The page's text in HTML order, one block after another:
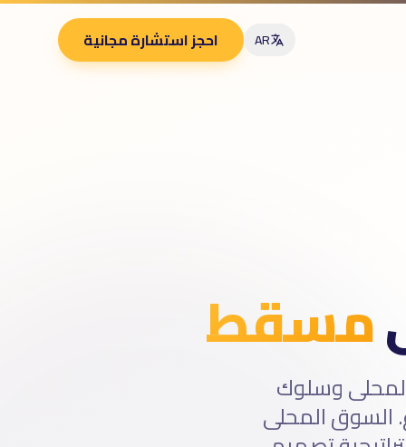
AR احجز استشارة مجانية
مسقط
وسلوك
السوق المحلى